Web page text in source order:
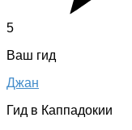
5
Ваш гид
Джан
Гид в Каппадокии